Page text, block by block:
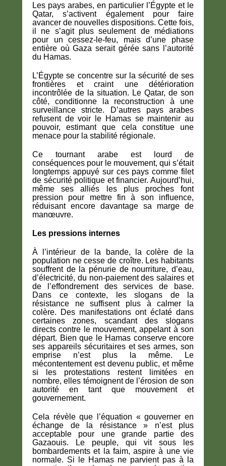
Les pays arabes, en particulier l’Égypte et le
Qatar, s’activent également pour faire
avancer de nouvelles dispositions. Cette fois,
il ne s’agit plus seulement de médiations
pour un cessez-le-feu, mais d’une phase
entière où Gaza serait gérée sans l’autorité
du Hamas.
L’Égypte se concentre sur la sécurité de ses
frontières et craint une détérioration
incontrôlée de la situation. Le Qatar, de son
côté, conditionne la reconstruction à une
surveillance stricte. D’autres pays arabes
refusent de voir le Hamas se maintenir au
pouvoir, estimant que cela constitue une
menace pour la stabilité régionale.
Ce tournant arabe est lourd de
conséquences pour le mouvement, qui s’était
longtemps appuyé sur ces pays comme filet
de sécurité politique et financier. Aujourd’hui,
même ses alliés les plus proches font
pression pour mettre fin à son influence,
réduisant encore davantage sa marge de
manœuvre.
Les pressions internes
À l’intérieur de la bande, la colère de la
population ne cesse de croître. Les habitants
souffrent de la pénurie de nourriture, d’eau,
d’électricité, du non-paiement des salaires et
de l’effondrement des services de base.
Dans ce contexte, les slogans de la
résistance ne suffisent plus à calmer la
colère. Des manifestations ont éclaté dans
certaines zones, scandant des slogans
directs contre le mouvement, appelant à son
départ. Bien que le Hamas conserve encore
ses appareils sécuritaires et ses armes, son
emprise n’est plus la même. Le
mécontentement est devenu public, et même
si les protestations restent limitées en
nombre, elles témoignent de l’érosion de son
autorité en tant que mouvement et
gouvernement.
Cela révèle que l’équation « gouverner en
échange de la résistance » n’est plus
acceptable pour une grande partie des
Gazaouis. Le peuple, qui vit sous les
bombardements et la faim, aspire à une vie
normale. Si le Hamas ne parvient pas à la